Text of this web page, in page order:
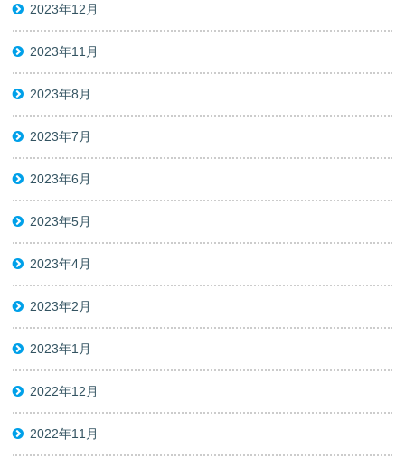
2023年12月
2023年11月
2023年8月
2023年7月
2023年6月
2023年5月
2023年4月
2023年2月
2023年1月
2022年12月
2022年11月